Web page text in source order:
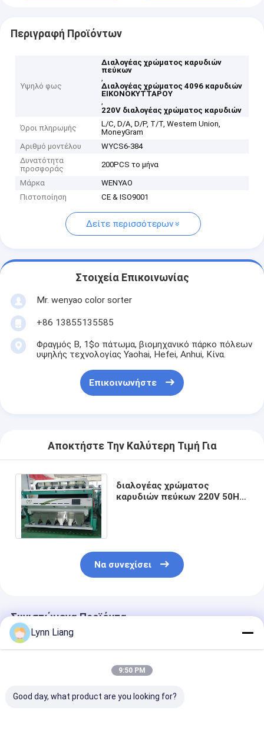
Περιγραφή Προϊόντων
Υψηλό φως
Διαλογέας χρώματος καρυδιών
πεύκων
,
Διαλογέας χρώματος 4096 καρυδιών
ΕΙΚΟΝΟΚΥΤΤΑΡΟΥ
,
220V διαλογέας χρώματος καρυδιών
Όροι πληρωμής
L/C, D/A, D/P, T/T, Western Union,
MoneyGram
Αριθμό μοντέλου
WYCS6-384
Δυνατότητα
προσφοράς
200PCS το μήνα
Μάρκα
WENYAO
Πιστοποίηση
CE & ISO9001
Δείτε περισσότερων
Στοιχεία Επικοινωνίας
Mr. wenyao color sorter
+86 13855135585
Φραγμός Β, 1$ο πάτωμα, βιομηχανικό πάρκο πόλεων
υψηλής τεχνολογίας Yaohai, Hefei, Anhui, Κίνα.
Επικοινωνήστε
Αποκτήστε Την Καλύτερη Τιμή Για
διαλογέας χρώματος
καρυδιών πεύκων 220V 50HZ
Να συνεχίσει
Συνιστώμενα Προϊόντα
Lynn Liang
9:50 PM
Good day, what product are you looking for?